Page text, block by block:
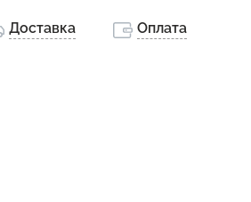
Доставка Оплата